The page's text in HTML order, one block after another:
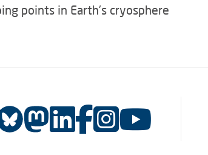
points in Earth's cryosphere